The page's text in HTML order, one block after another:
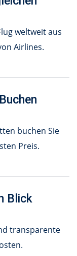
weltweit aus
Airlines.
buchen Sie
Preis.
Blick
transparente